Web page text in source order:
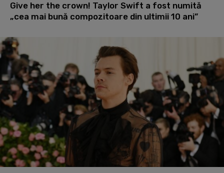
Give her the crown! Taylor Swift a fost numită
„cea mai bună compozitoare din ultimii 10 ani”